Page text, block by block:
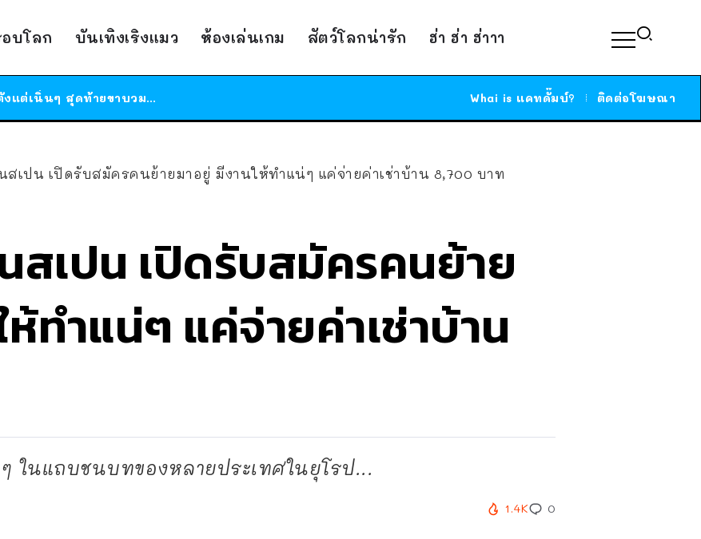
อบโลก บันเทิงเริงแมว ห้องเล่นเกม สัตว์โลกน่ารัก ฮ่า ฮ่า ฮ่าาา
ร้านอาหารในนิวยอร์กประกาศปิดตัวลง หลังอยู่มานานกว่า 45 ปี ติดป้ายขอบคุณลูกค้าทุกคน แถมสูตรทำไวท์ซอสให้แบบจัดเต็ม
ได้เวลาเด็กหนวดรวมตัว RF Online Next เปิดให้เล่นแล้ว เกม Sci-Fi MMORPG ระดับตำนาน เล่นได้ทั้งมือถือและ PC
สาวญี่ปุ่นโดนแมวตัวเองกัด ไม่ได้ไปหาหมอตั้งแต่เนิ่นๆ สุดท้ายขาบวม กลายเป็นโรคเนื้อเน่า เตือนทาสแมวทั้งหลายให้ระวัง
Whai is แคทดั๊มบ์? ติดต่อโฆษณา
สเปน เปิดรับสมัครคนย้ายมาอยู่ มีงานให้ทำแน่ๆ แค่จ่ายค่าเช่าบ้าน 8,700 บาท
สเปน เปิดรับสมัครคนย้าย
ทำแน่ๆ แค่จ่ายค่าเช่าบ้าน
ในแถบชนบทของหลายประเทศในยุโรป...
1.4K 0